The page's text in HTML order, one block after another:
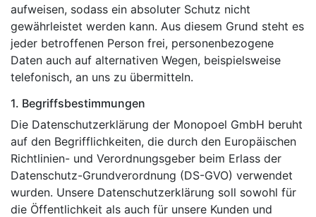
aufweisen, sodass ein absoluter Schutz nicht
gewährleistet werden kann. Aus diesem Grund steht es
jeder betroffenen Person frei, personenbezogene
Daten auch auf alternativen Wegen, beispielsweise
telefonisch, an uns zu übermitteln.
1. Begriffsbestimmungen
Die Datenschutzerklärung der Monopoel GmbH beruht
auf den Begrifflichkeiten, die durch den Europäischen
Richtlinien- und Verordnungsgeber beim Erlass der
Datenschutz-Grundverordnung (DS-GVO) verwendet
wurden. Unsere Datenschutzerklärung soll sowohl für
die Öffentlichkeit als auch für unsere Kunden und